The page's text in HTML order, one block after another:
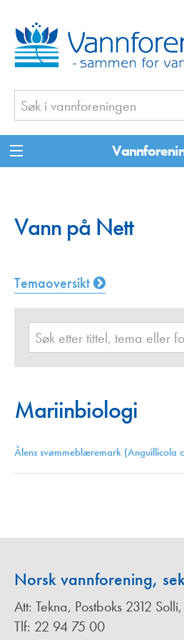
Vann på Nett
Temaoversikt
Mariinbiologi
Ålens svømmeblæremark (Anguillicola
Norsk vannforening,
Att: Tekna, Postboks 2312
Tlf: 22 94 75 00